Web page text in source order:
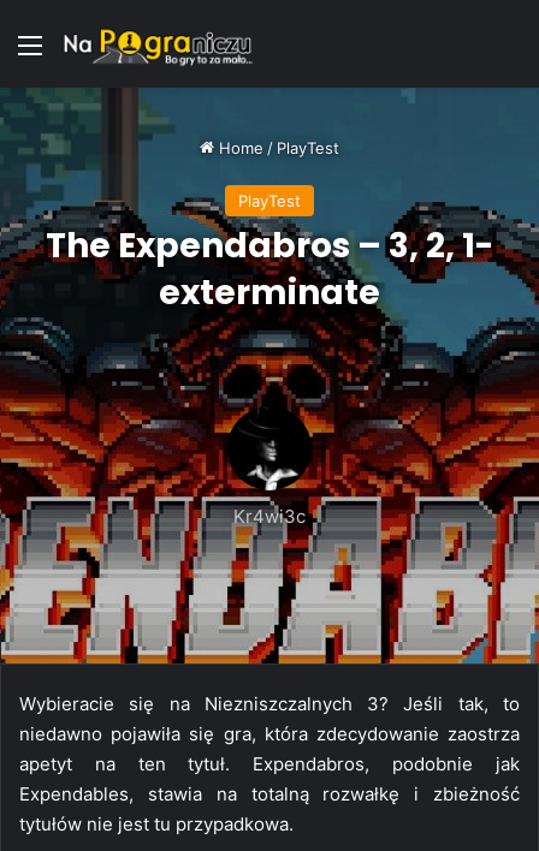
Menu
Home / PlayTest
PlayTest
The Expendabros – 3, 2, 1-
exterminate
Kr4wi3c
Wybieracie się na Niezniszczalnych 3? Jeśli tak, to
niedawno pojawiła się gra, która zdecydowanie zaostrza
apetyt na ten tytuł. Expendabros, podobnie jak
Expendables, stawia na totalną rozwałkę i zbieżność
tytułów nie jest tu przypadkowa.